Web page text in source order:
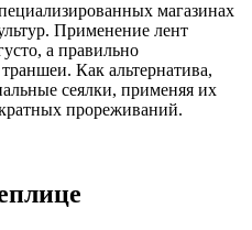
магазинах
Применение лент
а правильно
Как альтернатива,
сеялки, применяя их
прореживаний.